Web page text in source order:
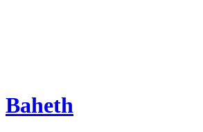
Baheth